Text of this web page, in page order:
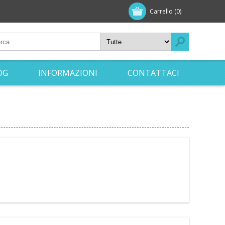
Carrello (0)
INFORMAZIONI CONTATTACI